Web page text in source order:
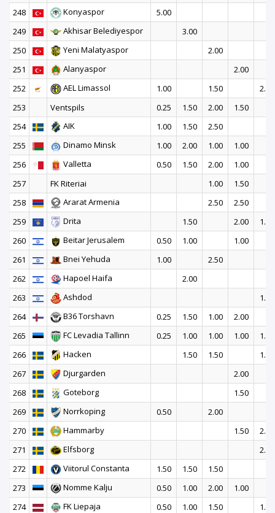
248
Konyaspor
5.00
249
Akhisar Belediyespor
3.00
250
Yeni Malatyaspor
2.00
251
Alanyaspor
2.00
252
AEL Limassol 1.00 1.50
2.00
253
Ventspils 0.25 1.50 2.00
1.50
254
AIK 1.00 1.50
2.50
255
Dinamo Minsk 1.00 2.00 1.00
1.00
256
Valletta 0.50 1.50 2.00
1.00
257
FK Riteriai 1.00
1.50
258
Ararat Armenia 2.50
2.50
259
Drita 1.50 2.00
1.50
260
Beitar Jerusalem 0.50 1.00
1.00
261
Bnei Yehuda 1.00
2.50
262
Hapoel Haifa
2.00
263
Ashdod
1.50
264
B36 Torshavn 0.25 1.50 1.00
2.00
265
FC Levadia Tallinn 0.25 1.00 1.00 1.00
1.50
266
Hacken 1.50 1.50
1.50
267
Djurgarden
2.00
268
Goteborg
1.50
269
Norrkoping 0.50
2.00
270
Hammarby 1.50
2.50
271
Elfsborg
2.50
272
Viitorul Constanta 1.50 1.50
1.50
273
Nomme Kalju 0.50 1.00 2.00
1.00
274
FK Liepaja 0.50 1.00 1.50
1.50